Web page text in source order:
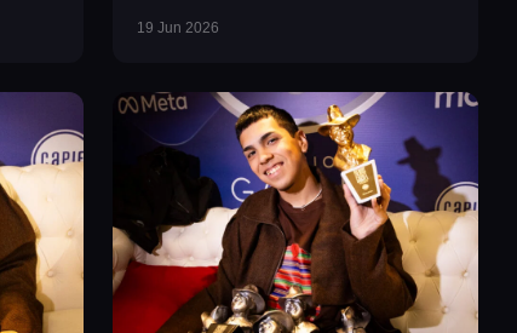
19 Jun 2026